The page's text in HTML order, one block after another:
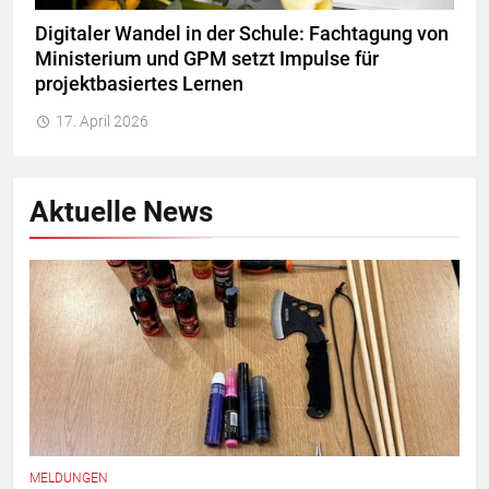
Digitaler Wandel in der Schule: Fachtagung von
Ministerium und GPM setzt Impulse für
projektbasiertes Lernen
17. April 2026
Aktuelle News
MELDUNGEN